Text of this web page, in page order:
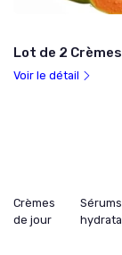
Lot de 2
Voir le détail
Crèmes
de jour
Sérums